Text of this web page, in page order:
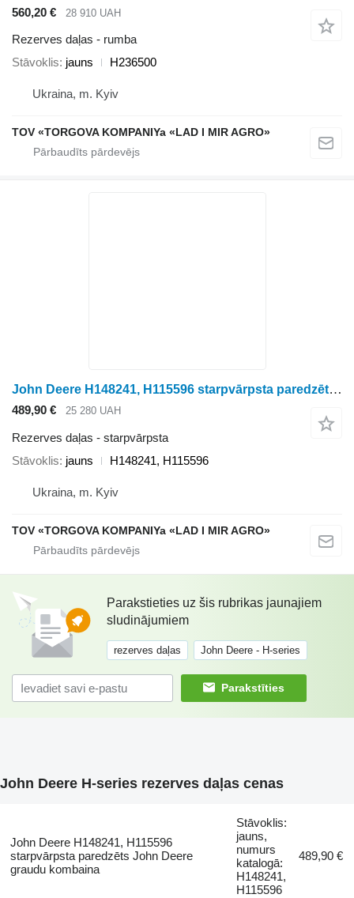
560,20 € 28 910 UAH
Rezerves daļas - rumba
Stāvoklis jauns H236500
Ukraina, m. Kyiv
TOV «TORGOVA KOMPANIYa «LAD I MIR AGRO»
John Deere H148241, H115596 starpvārpsta paredzēts John Deere graudu kombaina
489,90 € 25 280 UAH
Rezerves daļas - starpvārpsta
Stāvoklis jauns H148241, H115596
Ukraina, m. Kyiv
TOV «TORGOVA KOMPANIYa «LAD I MIR AGRO»
Parakstieties uz šis rubrikas jaunajiem
sludinājumiem
rezerves daļas John Deere - H-series
Parakstīties
John Deere H-series rezerves daļas cenas
John Deere H148241, H115596
starpvārpsta paredzēts John Deere
graudu kombaina
Stāvoklis:
jauns,
numurs
katalogā:
H148241,
H115596
489,90 €